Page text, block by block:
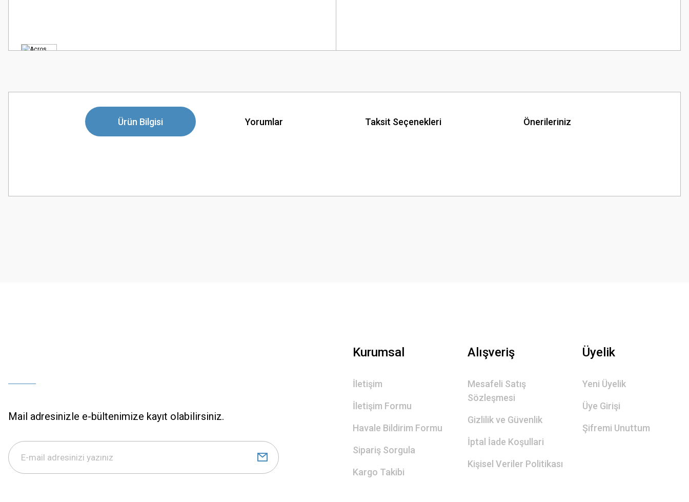
Ürün Bilgisi Yorumlar Taksit Seçenekleri Önerileriniz
Görüş ve önerileriniz için teşekkür ederiz.
Mail adresinizle e-bültenimize kayıt olabilirsiniz.
Kurumsal
İletişim
İletişim Formu
Havale Bildirim Formu
Sipariş Sorgula
Kargo Takibi
Alışveriş
Mesafeli Satış
Sözleşmesi
Gizlilik ve Güvenlik
İptal İade Koşullari
Kişisel Veriler Politikası
Üyelik
Yeni Üyelik
Üye Girişi
Şifremi Unuttum